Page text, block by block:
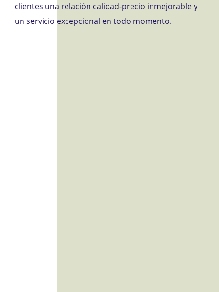
clientes una relación calidad-precio inmejorable y
un servicio excepcional en todo momento.